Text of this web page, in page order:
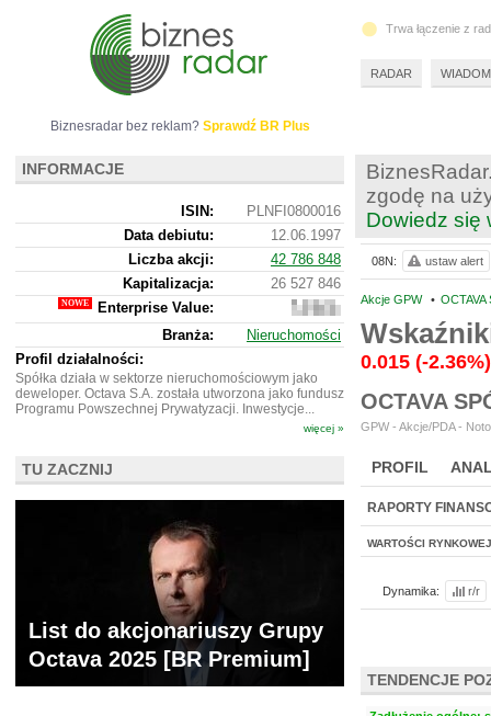
zgodę na
Dowiedz się
Akcje GPW • OCTAVA
0.015 (-2.36%)
OCTAVA
GPW - Akcje/PDA -
PROFIL
BR LAB
RAPORTY
WARTOŚCI RYNKOWEJ
Dynamika: r/r
TENDENCJE
08N: ustaw alert
Biznesradar bez reklam? Sprawdź BR Plus
INFORMACJE
ISIN:
PLNFI0800016
Data debiutu:
12.06.1997
Liczba akcji:
42 786 848
Kapitalizacja:
26 527 846
Enterprise Value:
34
187
846
Branża:
Nieruchomości
Profil działalności:
Spółka działa w sektorze nieruchomościowym jako
deweloper. Octava S.A. została utworzona jako fundusz
Programu Powszechnej Prywatyzacji. Inwestycje...
więcej »
TU ZACZNIJ
List do akcjonariuszy Grupy
Octava 2025 [BR Premium]
Trwa łączenie z
RADAR